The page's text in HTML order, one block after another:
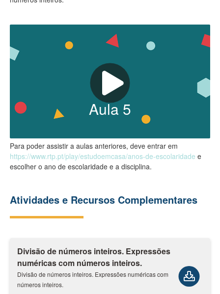
Aula 5
Para poder assistir a aulas anteriores, deve entrar em
https://www.rtp.pt/play/estudoemcasa/anos-de-escolaridade e
escolher o ano de escolaridade e a disciplina.
Atividades e Recursos Complementares
Divisão de números inteiros. Expressões
numéricas com números inteiros.
Divisão de números inteiros. Expressões numéricas com
números inteiros.